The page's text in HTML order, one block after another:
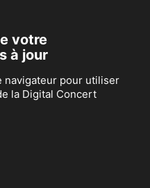
votre
à jour
navigateur pour utiliser
la Digital Concert